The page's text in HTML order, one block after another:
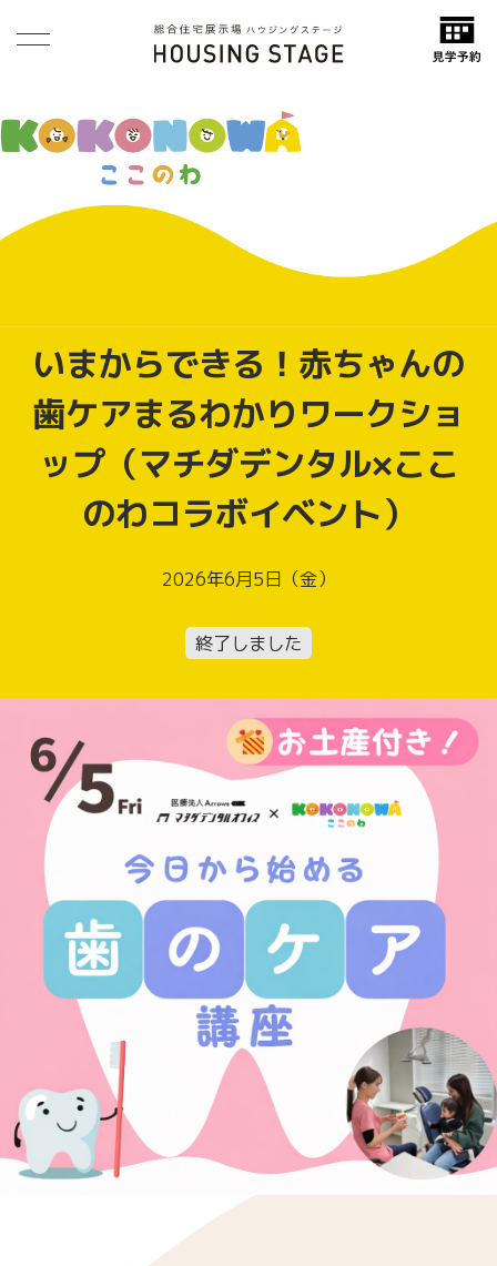
いまからできる！赤ちゃんの
歯ケアまるわかりワークショ
ップ（マチダデンタル×ここ
のわコラボイベント）
2026年6月5日（金）
終了しました